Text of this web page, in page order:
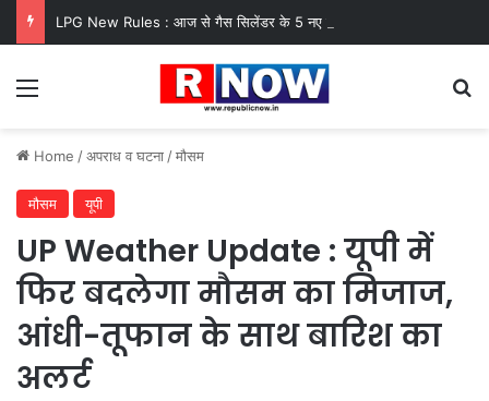
Menu
Home /अपराध व घटना /मौसम
मौसम यूपी
UP Weather Update : यूपी में
फिर बदलेगा मौसम का मिजाज,
आंधी-तूफान के साथ बारिश का
अलर्ट